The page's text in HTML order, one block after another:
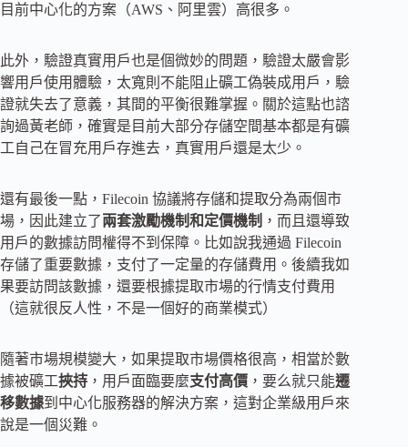
目前中心化的方案（AWS、阿里雲）高很多。
此外，驗證真實用戶也是個微妙的問題，驗證太嚴會影
響用戶使用體驗，太寬則不能阻止礦工偽裝成用戶，驗
證就失去了意義，其間的平衡很難掌握。關於這點也諮
詢過黃老師，確實是目前大部分存儲空間基本都是有礦
工自己在冒充用戶存進去，真實用戶還是太少。
還有最後一點，Filecoin 協議將存儲和提取分為兩個市
場，因此建立了兩套激勵機制和定價機制 ，而且還導致
用戶的數據訪問權得不到保障。比如說我通過 Filecoin
存儲了重要數據，支付了一定量的存儲費用。後續我如
果要訪問該數據，還要根據提取市場的行情支付費用
（這就很反人性，不是一個好的商業模式）
隨著市場規模變大，如果提取市場價格很高，相當於數
據被礦工挾持 ，用戶面臨要麼支付高價 ，要么就只能遷
移數據到中心化服務器的解決方案，這對企業級用戶來
說是一個災難。